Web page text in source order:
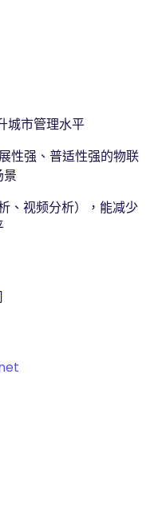
城市管理水平
性强、普适性强的物联
景
、视频分析），能减少